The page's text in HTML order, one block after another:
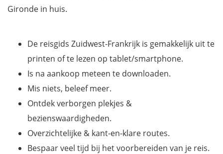
Gironde in huis.
De reisgids Zuidwest-Frankrijk is gemakkelijk uit te
printen of te lezen op tablet/smartphone.
Is na aankoop meteen te downloaden.
Mis niets, beleef meer.
Ontdek verborgen plekjes &
bezienswaardigheden.
Overzichtelijke & kant-en-klare routes.
Bespaar veel tijd bij het voorbereiden van je reis.